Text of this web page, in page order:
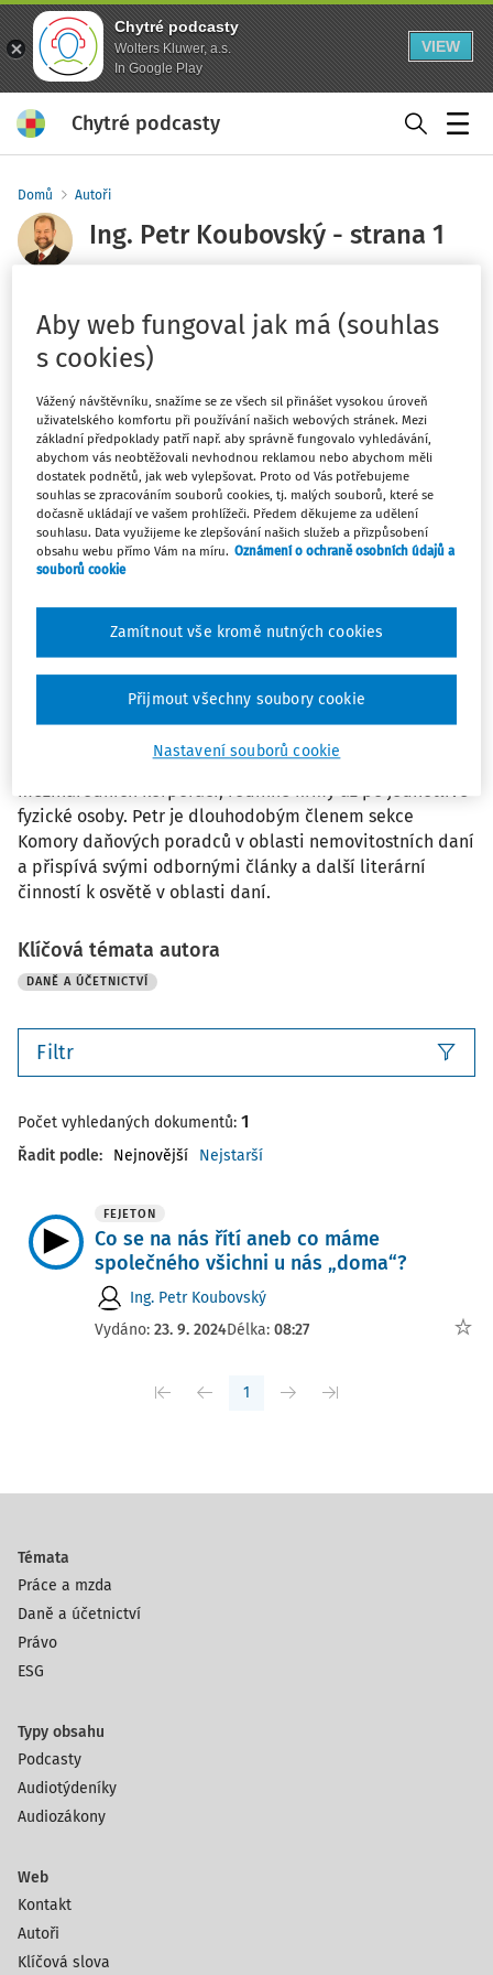
Chytré podcasty
Wolters Kluwer, a.s.
In Google Play
VIEW
Chytré podcasty
Domů Autoři
Ing. Petr Koubovský - strana 1
Sledovat autora
Petr Koubovský je absolventem fakulty financí a
titulem Ing. Petr je daňovým poradcem (Komora
daňových poradců ČR). Od roku 2004 působil v daňové
kanceláři VORLÍČKOVÁ PARTNERS, která se v roce 2014
sloučila s poradenskou kanceláří Rödl & Partner. V roce
2016 byl Petr jmenován na pozici Associate Partnera
daňového oddělení Rödl & Partner, Česká republika. Ve
své praxi se specializuje na daňové aspekty prověrky
právnických osob. Své služby poskytuje jak nadnárodním
společnostem, tak středně velkým a rodinným podnikům
z různých odvětví (nemovitosti, automotive, energetika).
Petr se vedle výše uvedených oblastí dále specializuje
na problematiku development a real estate, tedy se
zaměřením na oblast daně z nemovitých věcí. Poskytuje
komplexní daňové poradenství pro celou šíři klientů od
mezinárodních korporací, rodinné firmy až po jednotlivé
fyzické osoby. Petr je dlouhodobým členem sekce
Komory daňových poradců v oblasti nemovitostních daní
a přispívá svými odbornými články a další literární
činností k osvětě v oblasti daní.
Klíčová témata autora
DANĚ A ÚČETNICTVÍ
Filtr
Počet vyhledaných dokumentů: 1
Řadit podle: Nejnovější Nejstarší
FEJETON
Co se na nás řítí aneb co máme
společného všichni u nás „doma“?
Ing. Petr Koubovský
Vydáno: 23. 9. 2024Délka: 08:27
1
Témata
Práce a mzda
Daně a účetnictví
Právo
ESG
Typy obsahu
Podcasty
Audiotýdeníky
Audiozákony
Web
Kontakt
Autoři
Klíčová slova
Aby web fungoval jak má (souhlas
s cookies)
Vážený návštěvníku, snažíme se ze všech sil přinášet vysokou úroveň
uživatelského komfortu při používání našich webových stránek. Mezi
základní předpoklady patří např. aby správně fungovalo vyhledávání,
abychom vás neobtěžovali nevhodnou reklamou nebo abychom měli
dostatek podnětů, jak web vylepšovat. Proto od Vás potřebujeme
souhlas se zpracováním souborů cookies, tj. malých souborů, které se
dočasně ukládají ve vašem prohlížeči. Předem děkujeme za udělení
souhlasu. Data využijeme ke zlepšování našich služeb a přizpůsobení
obsahu webu přímo Vám na míru. Oznámení o ochraně osobních údajů a
souborů cookie
Nastavení souborů cookie
Zamítnout vše kromě nutných cookies
Přijmout všechny soubory cookie